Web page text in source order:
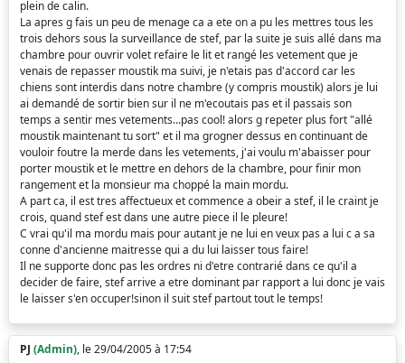
plein de calin.
La apres g fais un peu de menage ca a ete on a pu les mettres tous les
trois dehors sous la surveillance de stef, par la suite je suis allé dans ma
chambre pour ouvrir volet refaire le lit et rangé les vetement que je
venais de repasser moustik ma suivi, je n'etais pas d'accord car les
chiens sont interdis dans notre chambre (y compris moustik) alors je lui
ai demandé de sortir bien sur il ne m'ecoutais pas et il passais son
temps a sentir mes vetements...pas cool! alors g repeter plus fort "allé
moustik maintenant tu sort" et il ma grogner dessus en continuant de
vouloir foutre la merde dans les vetements, j'ai voulu m'abaisser pour
porter moustik et le mettre en dehors de la chambre, pour finir mon
rangement et la monsieur ma choppé la main mordu.
A part ca, il est tres affectueux et commence a obeir a stef, il le craint je
crois, quand stef est dans une autre piece il le pleure!
C vrai qu'il ma mordu mais pour autant je ne lui en veux pas a lui c a sa
conne d'ancienne maitresse qui a du lui laisser tous faire!
Il ne supporte donc pas les ordres ni d'etre contrarié dans ce qu'il a
decider de faire, stef arrive a etre dominant par rapport a lui donc je vais
le laisser s'en occuper!sinon il suit stef partout tout le temps!
PJ (Admin), le 29/04/2005 à 17:54